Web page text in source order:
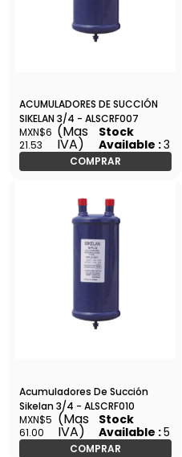
ACUMULADORES DE SUCCIÓN
SIKELAN 3/4 - ALSCRF007
MXN$6
21.53
(Mas
IVA)
Stock
Available :3
COMPRAR
Acumuladores De Succión
Sikelan 3/4 - ALSCRF010
MXN$5
61.00
(Mas
IVA)
Stock
Available :5
COMPRAR